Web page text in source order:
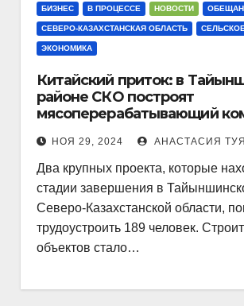
БИЗНЕС В ПРОЦЕССЕ НОВОСТИ
СЕВЕРО-КАЗАХСТАНСКАЯ ОБЛАСТЬ
ЭКОНОМИКА
Китайский приток: в
районе СКО построят
мясоперерабатывающий
НОЯ 29, 2024 АНАСТАСИЯ
Два крупных проекта, которые
стадии завершения в
Северо-Казахстанской области,
трудоустроить 189 человек.
объектов стало…